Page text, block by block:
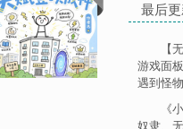
最后更
【
游戏面
遇到怪
《
奴隶、